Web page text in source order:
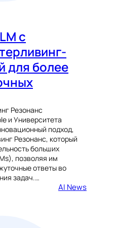
с
для более
Резонанс
и Университета
подход,
Резонанс, который
больших
позволяя им
ответы во
задач.…
AI News